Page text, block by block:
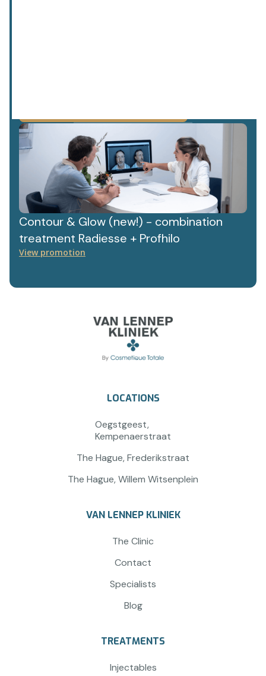
Contour & Glow (new!) - combination
treatment Radiesse + Profhilo
View promotion
LOCATIONS
Oegstgeest,
Kempenaerstraat
The Hague, Frederikstraat
The Hague, Willem Witsenplein
VAN LENNEP KLINIEK
The Clinic
Contact
Specialists
Blog
TREATMENTS
Injectables